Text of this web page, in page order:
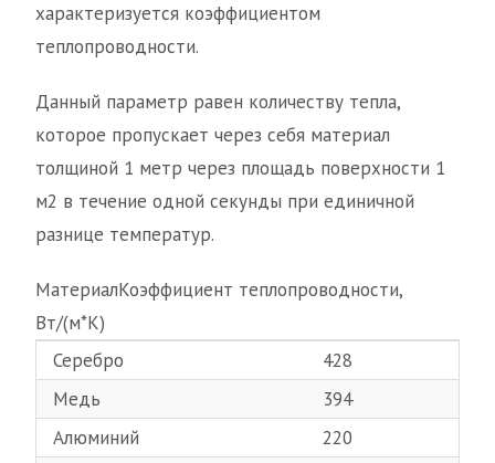
характеризуется коэффициентом
теплопроводности.
Данный параметр равен количеству тепла,
которое пропускает через себя материал
толщиной 1 метр через площадь поверхности 1
м2 в течение одной секунды при единичной
разнице температур.
МатериалКоэффициент теплопроводности,
Вт/(м*К)
Серебро
428
Медь
394
Алюминий
220